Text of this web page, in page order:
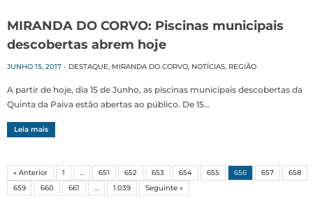
MIRANDA DO CORVO: Piscinas municipais
descobertas abrem hoje
JUNHO 15, 2017 - DESTAQUE, MIRANDA DO CORVO, NOTÍCIAS, REGIÃO
A partir de hoje, dia 15 de Junho, as piscinas municipais descobertas da
Quinta da Paiva estão abertas ao público. De 15…
Leia mais
« Anterior 1 … 651 652 653 654 655 656 657
658
659
660 661 … 1.039 Seguinte »